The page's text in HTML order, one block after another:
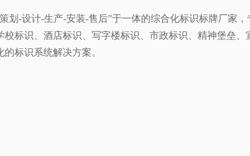
划-设计-生产-安装-售后”于一体的综合化标识标牌厂家，
标识、酒店标识、写字楼标识、市政标识、精神堡垒、
标识系统解决方案。